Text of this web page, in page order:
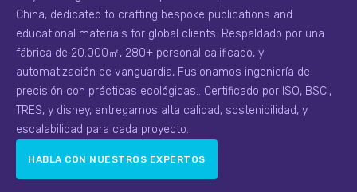
China, dedicated to crafting bespoke publications and
educational materials for global clients. Respaldado por una
fábrica de 20.000㎡, 280+ personal calificado, y
automatización de vanguardia, Fusionamos ingeniería de
precisión con prácticas ecológicas.. Certificado por ISO, BSCI,
TRES, y disney, entregamos alta calidad, sostenibilidad, y
escalabilidad para cada proyecto.
HABLA CON NUESTROS EXPERTOS